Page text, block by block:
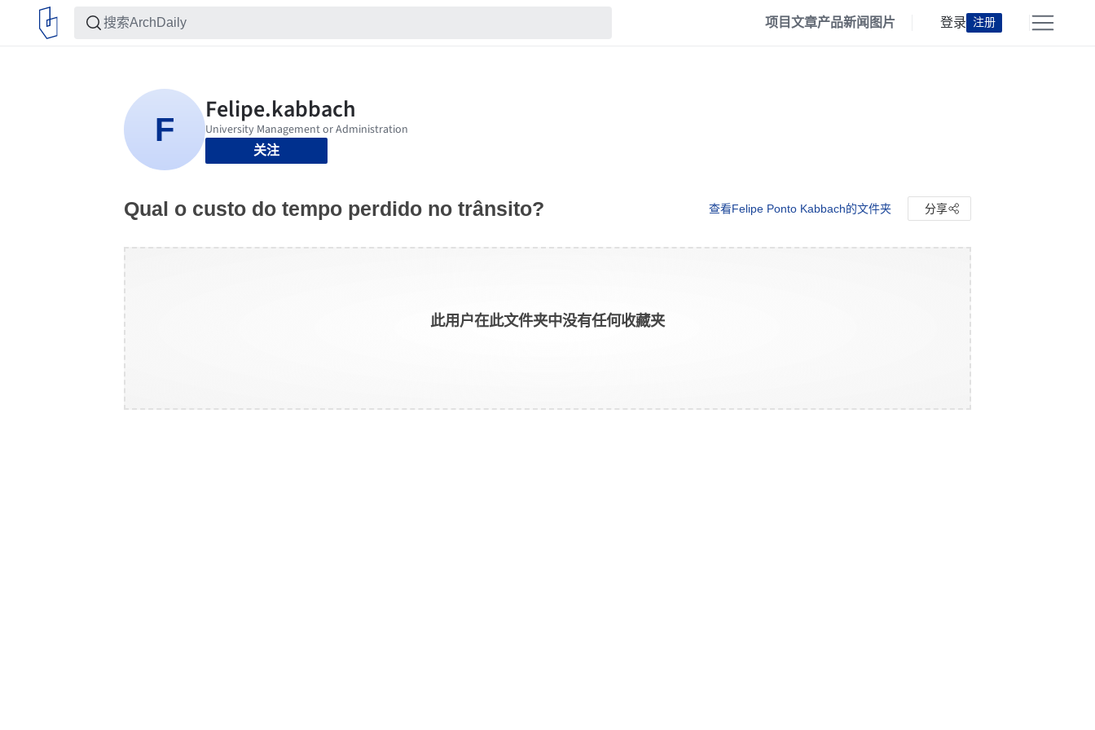
项目文章产品新闻 图片 登录 注册
关注
Qual o custo do tempo perdido no trânsito? 查看Felipe Ponto Kabbach的文件夹 分享
此用户在此文件夹中没有任何收藏夹